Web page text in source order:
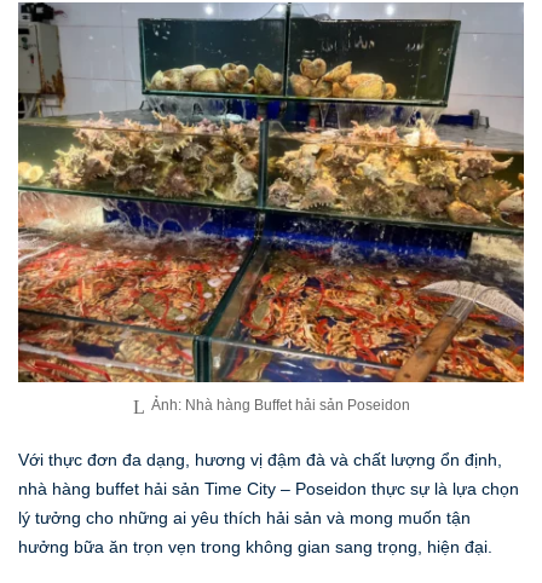
Ảnh: Nhà hàng Buffet hải sản Poseidon
Với thực đơn đa dạng, hương vị đậm đà và chất lượng ổn định,
nhà hàng buffet hải sản Time City – Poseidon thực sự là lựa chọn
lý tưởng cho những ai yêu thích hải sản và mong muốn tận
hưởng bữa ăn trọn vẹn trong không gian sang trọng, hiện đại.